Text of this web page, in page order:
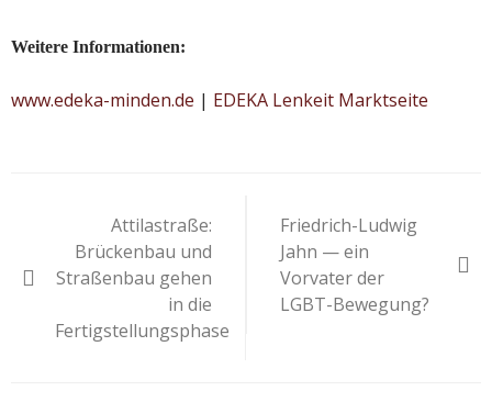
Weitere Informationen:
www.edeka-minden.de | EDEKA Lenkeit Marktseite
Attilastraße:
Brückenbau und
Straßenbau gehen
in die
Fertigstellungsphase
Friedrich-Ludwig
Jahn — ein
Vorvater der
LGBT-Bewegung?